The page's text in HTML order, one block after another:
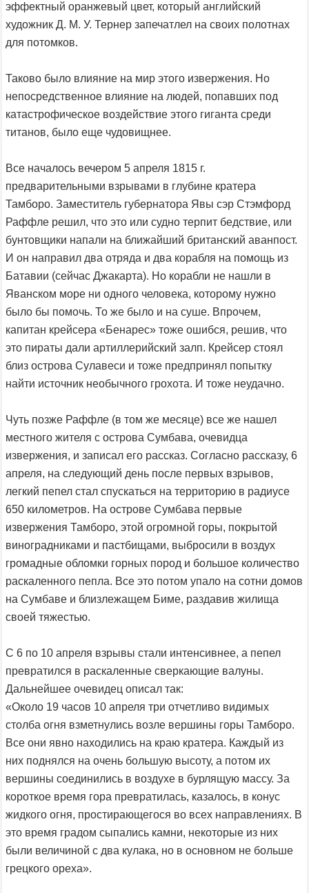
эффектный оранжевый цвет, который английский
художник Д. М. У. Тернер запечатлел на своих полотнах
для потомков.
Таково было влияние на мир этого извержения. Но
непосредственное влияние на людей, попавших под
катастрофическое воздействие этого гиганта среди
титанов, было еще чудовищнее.
Все началось вечером 5 апреля 1815 г.
предварительными взрывами в глубине кратера
Тамборо. Заместитель губернатора Явы сэр Стэмфорд
Раффле решил, что это или судно терпит бедствие, или
бунтовщики напали на ближайший британский аванпост.
И он направил два отряда и два корабля на помощь из
Батавии (сейчас Джакарта). Но корабли не нашли в
Яванском море ни одного человека, которому нужно
было бы помочь. То же было и на суше. Впрочем,
капитан крейсера «Бенарес» тоже ошибся, решив, что
это пираты дали артиллерийский залп. Крейсер стоял
близ острова Сулавеси и тоже предпринял попытку
найти источник необычного грохота. И тоже неудачно.
Чуть позже Раффле (в том же месяце) все же нашел
местного жителя с острова Сумбава, очевидца
извержения, и записал его рассказ. Согласно рассказу, 6
апреля, на следующий день после первых взрывов,
легкий пепел стал спускаться на территорию в радиусе
650 километров. На острове Сумбава первые
извержения Тамборо, этой огромной горы, покрытой
виноградниками и пастбищами, выбросили в воздух
громадные обломки горных пород и большое количество
раскаленного пепла. Все это потом упало на сотни домов
на Сумбаве и близлежащем Биме, раздавив жилища
своей тяжестью.
С 6 по 10 апреля взрывы стали интенсивнее, а пепел
превратился в раскаленные сверкающие валуны.
Дальнейшее очевидец описал так:
«Около 19 часов 10 апреля три отчетливо видимых
столба огня взметнулись возле вершины горы Тамборо.
Все они явно находились на краю кратера. Каждый из
них поднялся на очень большую высоту, а потом их
вершины соединились в воздухе в бурлящую массу. За
короткое время гора превратилась, казалось, в конус
жидкого огня, простирающегося во всех направлениях. В
это время градом сыпались камни, некоторые из них
были величиной с два кулака, но в основном не больше
грецкого ореха».